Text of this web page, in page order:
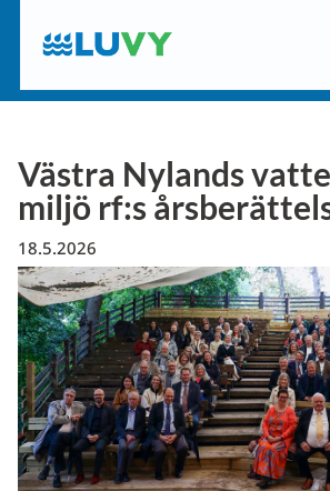
Västra Nylands
miljö rf:s
18.5.2026